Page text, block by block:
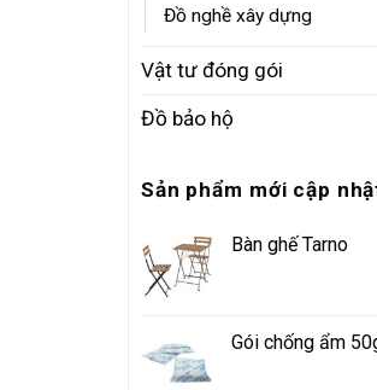
Đồ nghề xây dựng
Vật tư đóng gói
Đồ bảo hộ
Sản phẩm mới cập
Bàn ghế Tarno
Gói chống ẩm